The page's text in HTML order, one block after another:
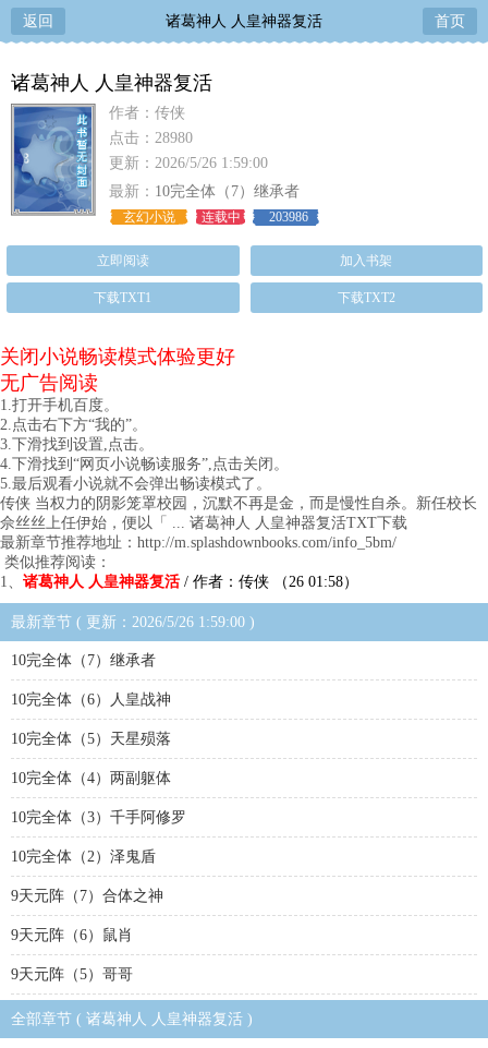
返回 诸葛神人 人皇神器复活 首页
诸葛神人 人皇神器复活
作者：传侠
点击：28980
更新：2026/5/26 1:59:00
最新： 10完全体（7）继承者
玄幻小说 连载中 203986
立即阅读 加入书架
下载TXT1 下载TXT2
关闭小说畅读模式体验更好
无广告阅读
1.打开手机百度。
2.点击右下方“我的”。
3.下滑找到设置,点击。
4.下滑找到“网页小说畅读服务”,点击关闭。
5.最后观看小说就不会弹出畅读模式了。
传侠 当权力的阴影笼罩校园，沉默不再是金，而是慢性自杀。新任校长
佘丝丝上任伊始，便以「 ... 诸葛神人 人皇神器复活TXT下载
最新章节推荐地址：http://m.splashdownbooks.com/info_5bm/
类似推荐阅读：
1、 诸葛神人 人皇神器复活 / 作者：传侠 （26 01:58）
最新章节 ( 更新：2026/5/26 1:59:00 )
10完全体（7）继承者
10完全体（6）人皇战神
10完全体（5）天星殒落
10完全体（4）两副躯体
10完全体（3）千手阿修罗
10完全体（2）泽鬼盾
9天元阵（7）合体之神
9天元阵（6）鼠肖
9天元阵（5）哥哥
全部章节 ( 诸葛神人 人皇神器复活 )